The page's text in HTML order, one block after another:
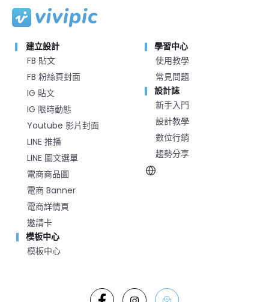
建立設計
FB 貼文
FB 粉絲頁封面
IG 貼文
IG 限時動態
Youtube 影片封面
LINE 推播
LINE 圖文選單
電商商品圖
電商 Banner
電商詳情頁
邀請卡
模板中心
模板中心
學習中心
使用教學
常見問題
設計誌
新手入門
設計教學
數位行銷
趨勢分享